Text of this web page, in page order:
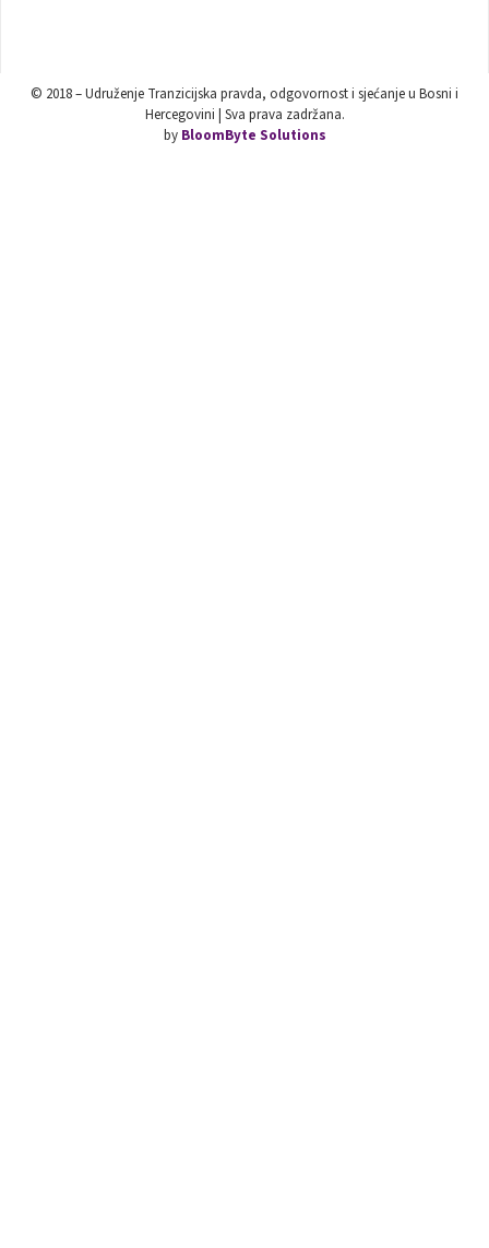
© 2018 – Udruženje Tranzicijska pravda, odgovornost i sjećanje u Bosni i
Hercegovini | Sva prava zadržana.
by BloomByte Solutions